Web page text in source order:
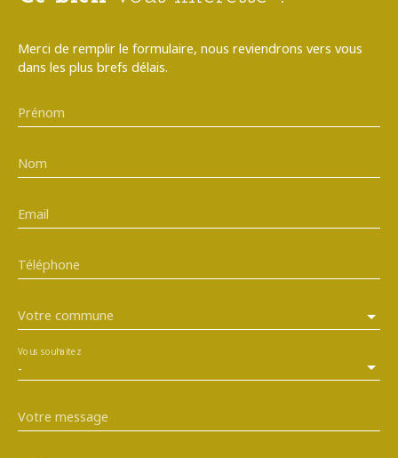
Merci de remplir le formulaire, nous reviendrons vers vous
dans les plus brefs délais.
Prénom
Nom
Email
Téléphone
Votre commune
-
Vous souhaitez
Votre message